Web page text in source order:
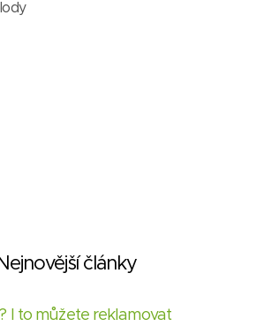
články
I to můžete reklamovat